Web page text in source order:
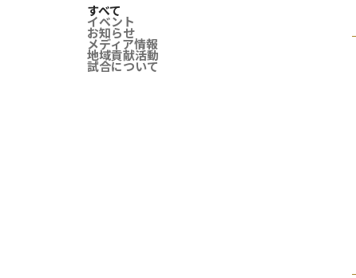
すべて
イベント
お知らせ
メディア情報
地域貢献活動
試合について